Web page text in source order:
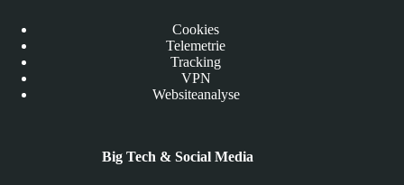
Cookies
Telemetrie
Tracking
VPN
Websiteanalyse
Big Tech & Social Media